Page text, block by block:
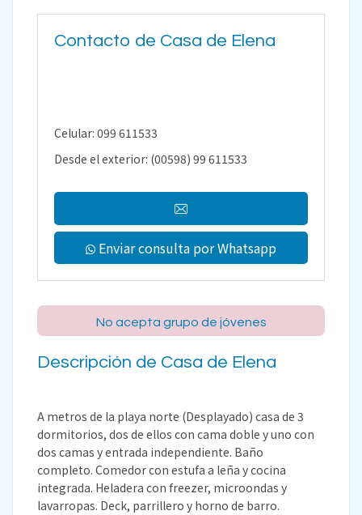
Contacto de Casa de Elena
Celular: 099 611533
Desde el exterior: (00598) 99 611533
Enviar consulta por Whatsapp
No acepta grupo de jóvenes
Descripción de Casa de Elena
A metros de la playa norte (Desplayado) casa de 3
dormitorios, dos de ellos con cama doble y uno con
dos camas y entrada independiente. Baño
completo. Comedor con estufa a leña y cocina
integrada. Heladera con freezer, microondas y
lavarropas. Deck, parrillero y horno de barro.